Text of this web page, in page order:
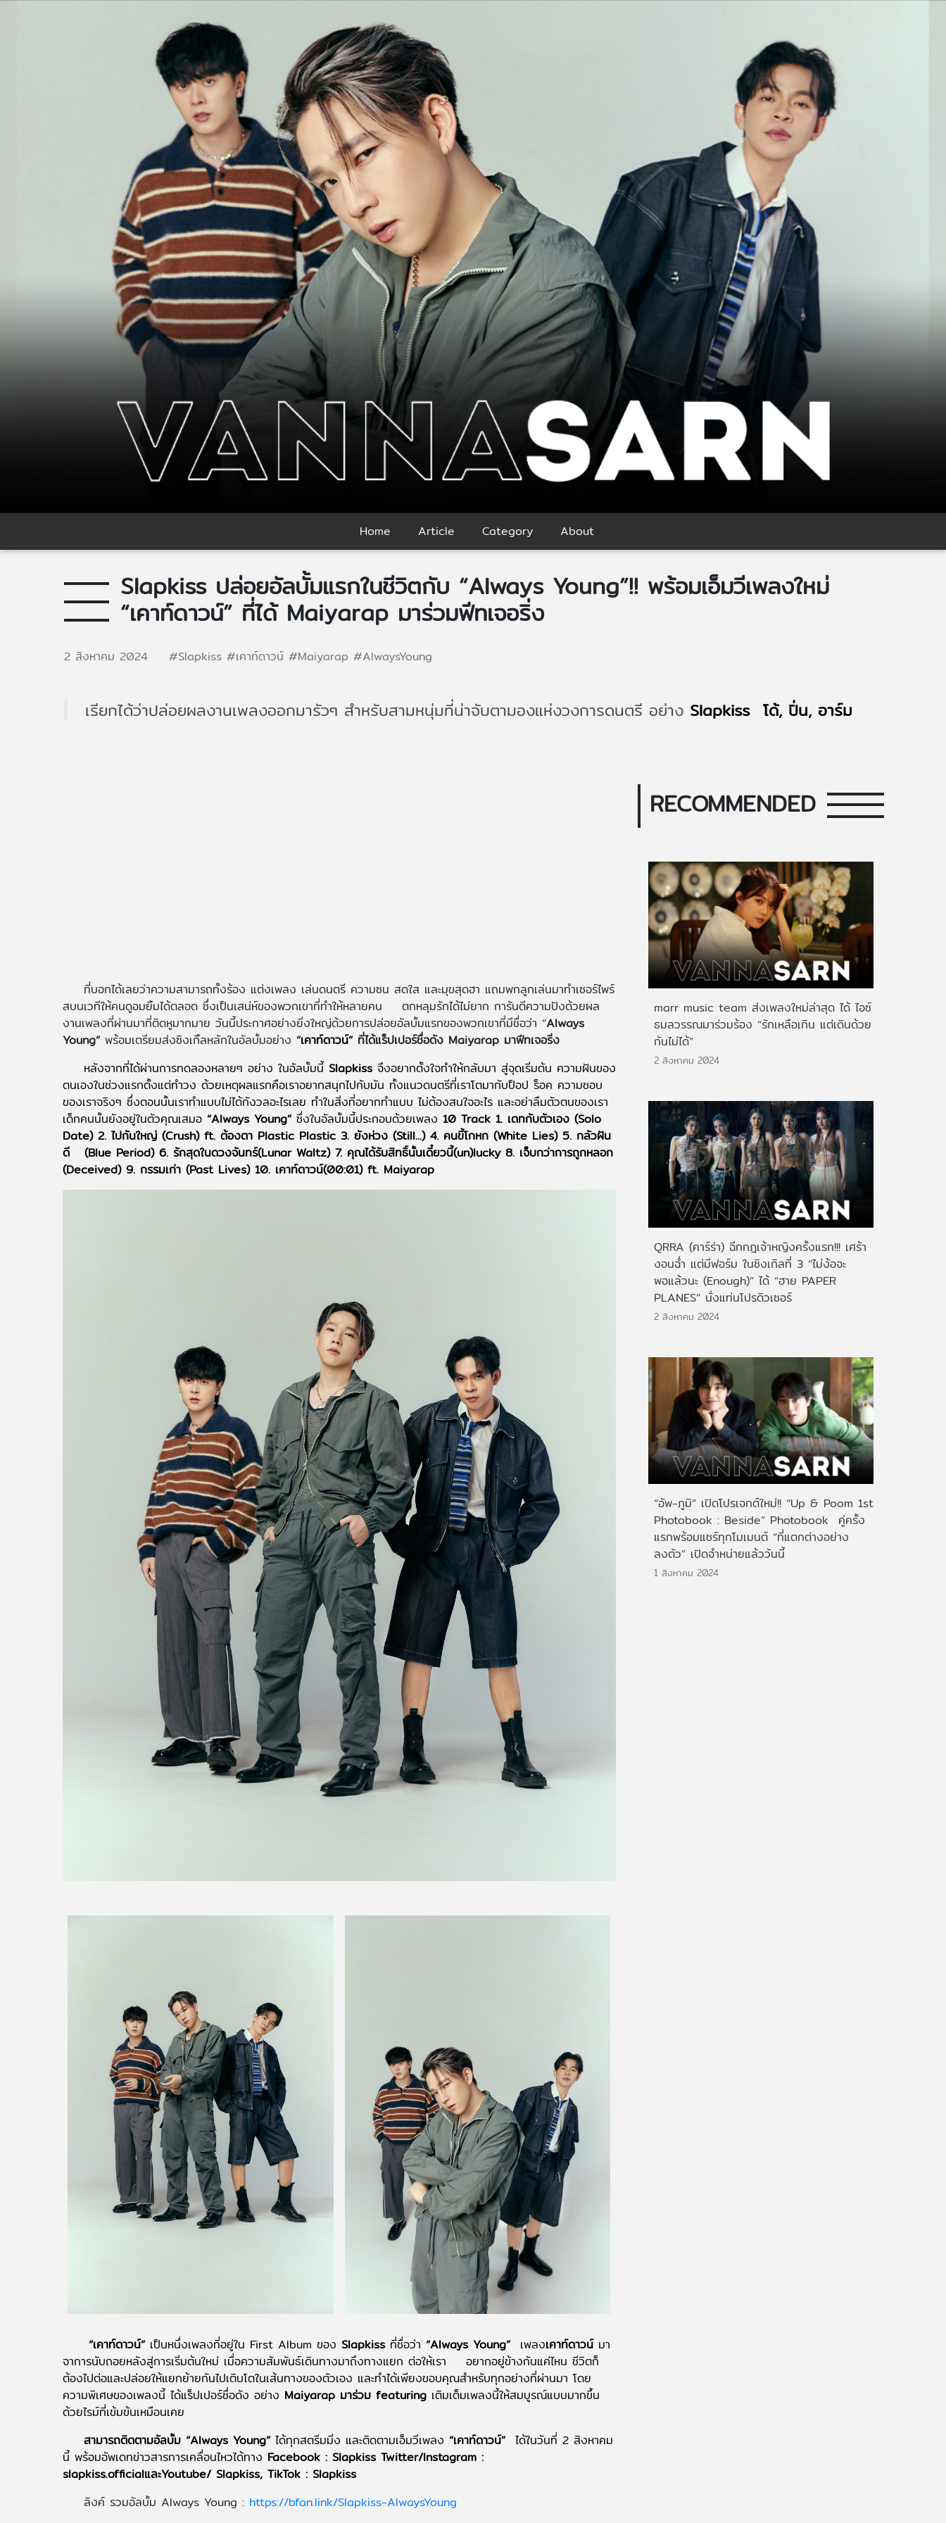
Home Article Category About
Slapkiss ปล่อยอัลบั้มแรกในชีวิตกับ “Always Young”!! พร้อมเอ็มวีเพลงใหม่
“เคาท์ดาวน์” ที่ได้ Maiyarap มาร่วมฟีทเจอริ่ง
2 สิงหาคม 2024 #Slapkiss#เคาท์ดาวน์#Maiyarap#AlwaysYoung
เรียกได้ว่าปล่อยผลงานเพลงออกมารัวๆ สำหรับสามหนุ่มที่น่าจับตามองแห่งวงการดนตรี อย่าง Slapkiss โด้, ปิ่น, อาร์ม
ที่บอกได้เลยว่าความสามารถทั้งร้อง แต่งเพลง เล่นดนตรี ความซน สดใส และมุขสุดฮา แถมพกลูกเล่นมาทำเซอร์ไพร์
สบนเวทีให้คนดูอมยิ้มได้ตลอด ซึ่งเป็นเสน่ห์ของพวกเขาที่ทำให้หลายคน ตกหลุมรักได้ไม่ยาก การันตีความปังด้วยผล
งานเพลงที่ผ่านมาที่ติดหูมากมาย วันนี้ประกาศอย่างยิ่งใหญ่ด้วยการปล่อยอัลบั้มแรกของพวกเขาที่มีชื่อว่า “Always
Young” พร้อมเตรียมส่งซิงเกิ้ลหลักในอัลบั้มอย่าง “เคาท์ดาวน์”ที่ได้แร็ปเปอร์ชื่อดัง Maiyarap มาฟีทเจอริ่ง
หลังจากที่ได้ผ่านการทดลองหลายๆ อย่าง ในอัลบั้มนี้ Slapkissจึงอยากตั้งใจทำให้กลับมา สู่จุดเริ่มต้น ความฝันของ
ตนเองในช่วงแรกตั้งแต่ทำวง ด้วยเหตุผลแรกคือเราอยากสนุกไปกับมัน ทั้งแนวดนตรีที่เราโตมากับป็อป ร็อค ความชอบ
ของเราจริงๆ ซึ่งตอนนั้นเราทำแบบไม่ได้กังวลอะไรเลย ทำในสิ่งที่อยากทำแบบ ไม่ต้องสนใจอะไร และอย่าลืมตัวตนของเรา
เด็กคนนั้นยังอยู่ในตัวคุณเสมอ “Always Young” ซึ่งในอัลบั้มนี้ประกอบด้วยเพลง 10 Track 1. เดทกับตัวเอง (Solo
Date) 2. ไปกันใหญ่ (Crush) ft. ต้องตา Plastic Plastic 3. ยังห่วง (Still...) 4. คนขี้โกหก (White Lies) 5. กลัวฝัน
ดี (Blue Period) 6. รักสุดในดวงจันทร์(Lunar Waltz) 7. คุณได้รับสิทธิ์นั้นเดี๋ยวนี้(un)lucky 8. เจ็บกว่าการถูกหลอก
(Deceived) 9. กรรมเก่า (Past Lives) 10. เคาท์ดาวน์(00:01) ft. Maiyarap
“เคาท์ดาวน์”เป็นหนึ่งเพลงที่อยู่ใน First Album ของ Slapkissที่ชื่อว่า “Always Young”เพลงเคาท์ดาวน์มา
จาการนับถอยหลังสู่การเริ่มต้นใหม่ เมื่อความสัมพันธ์เดินทางมาถึงทางแยก ต่อให้เรา อยากอยู่ข้างกันแค่ไหน ชีวิตก็
ต้องไปต่อและปล่อยให้แยกย้ายกันไปเติบโตในเส้นทางของตัวเอง และทำได้เพียงขอบคุณสำหรับทุกอย่างที่ผ่านมา โดย
ความพิเศษของเพลงนี้ ได้แร็ปเปอร์ชื่อดัง อย่าง Maiyarap มาร่วม featuringเติมเต็มเพลงนี้ให้สมบูรณ์แบบมากขึ้น
ด้วยไรม์ที่เข้มข้นเหมือนเคย
สามารถติดตามอัลบั้ม “Always Young”ได้ทุกสตรีมมิ่ง และติดตามเอ็มวีเพลง “เคาท์ดาวน์”ได้ในวันที่ 2 สิงหาคม
นี้ พร้อมอัพเดทข่าวสารการเคลื่อนไหวได้ทาง Facebook : Slapkiss Twitter/Instagram :
slapkiss.officialและYoutube/ Slapkiss, TikTok : Slapkiss
ลิงค์ รวมอัลบั้ม Always Young : https://bfan.link/Slapkiss-AlwaysYoung
RECOMMENDED
marr music team ส่งเพลงใหม่ล่าสุด ได้ ไอซ์
ธมลวรรณมาร่วมร้อง “รักเหลือเกิน แต่เดินด้วย
กันไม่ได้”
2 สิงหาคม 2024
QRRA (คาร์ร่า) ฉีกกฎเจ้าหญิงครั้งแรก!!! เศร้า
งอนฉ่ำ แต่มีฟอร์ม ในซิงเกิลที่ 3 “ไม่ง้อจะ
พอแล้วนะ (Enough)” ได้ “ฮาย PAPER
PLANES” นั่งแท่นโปรดิวเซอร์
2 สิงหาคม 2024
“อัพ-ภูมิ” เปิดโปรเจกต์ใหม่!! “Up & Poom 1st
Photobook : Beside” Photobook คู่ครั้ง
แรกพร้อมแชร์ทุกโมเมนต์ “ที่แตกต่างอย่าง
ลงตัว” เปิดจำหน่ายแล้ววันนี้
1 สิงหาคม 2024